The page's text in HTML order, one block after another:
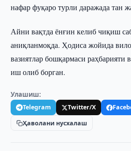
нафар фуқаро турли даражада тан
Айни вақтда ёнғин келиб чиқиш
аниқланмоқда. Ҳодиса жойида
вазиятлар бошқармаси раҳбарияти
иш олиб борган.
Улашиш:
Telegram Twitter/X
Ҳаволани нусхалаш